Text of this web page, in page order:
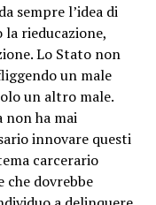
sempre l’idea di
la rieducazione,
Lo Stato non
un male
un altro male.
ha mai
innovare questi
carcerario
che dovrebbe